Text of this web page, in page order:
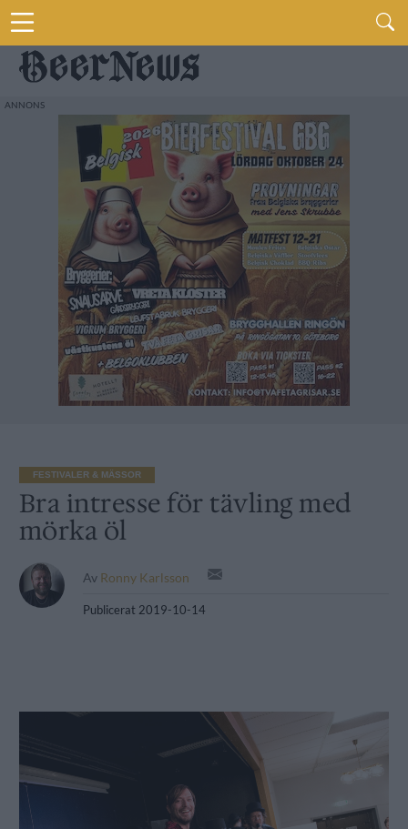
FESTIVALER & MÄSSOR
Bra intresse för tävling med
mörka öl
Av Ronny Karlsson
Publicerat 2019-10-14